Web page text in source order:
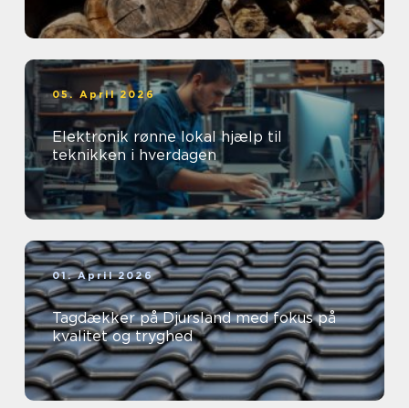
05. April 2026
Elektronik rønne lokal hjælp til
teknikken i hverdagen
01. April 2026
Tagdækker på Djursland med fokus på
kvalitet og tryghed